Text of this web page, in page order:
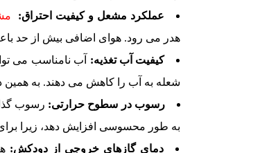
عملکرد مشعل و کیفیت احتراق:
هدر می رود. هوای اضافی بیش از حد
کیفیت آب تغذیه:
آب نامناسب می
شعله به آب را کاهش می دهند. به همین
رسوب در سطوح حرارتی: رسوب
به طور محسوسی افزایش دهد، زیرا
دمای گازهای خروجی از دودکش: